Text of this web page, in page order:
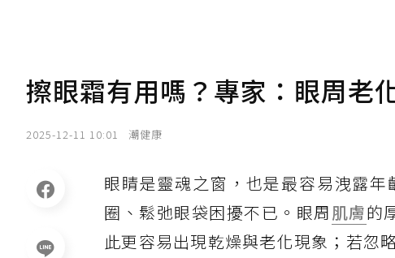
擦眼霜有用嗎？專家：眼周老
2025-12-11 10:01 潮健康
眼睛是靈魂之窗，也是最容易洩露
圈、鬆弛眼袋困擾不已。眼周肌膚的
此更容易出現乾燥與老化現象；若忽